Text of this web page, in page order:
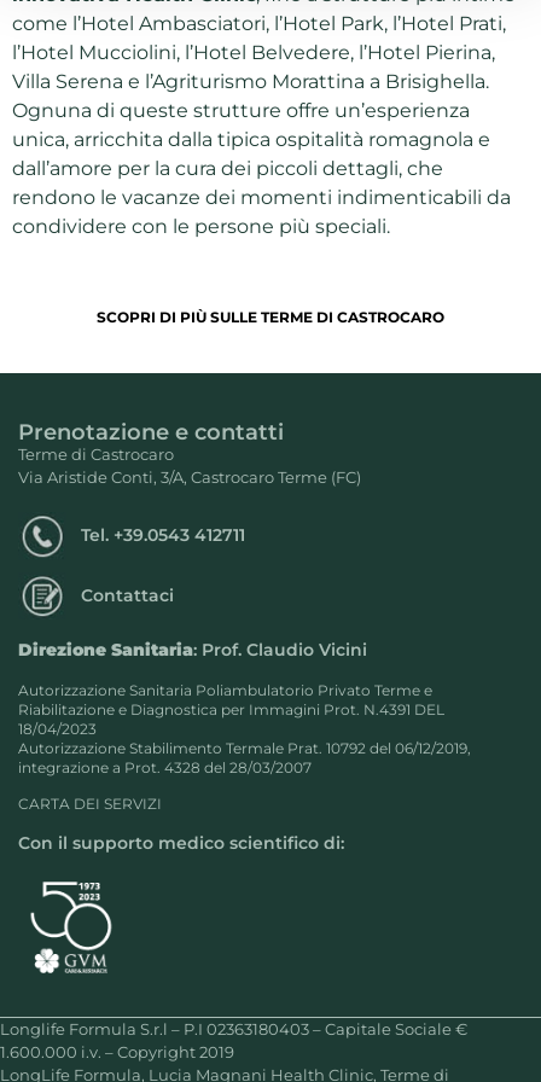
come l’Hotel Ambasciatori, l’Hotel Park, l’Hotel Prati,
l’Hotel Mucciolini, l’Hotel Belvedere, l’Hotel Pierina,
Villa Serena e l’Agriturismo Morattina a Brisighella.
Ognuna di queste strutture offre un’esperienza
unica, arricchita dalla tipica ospitalità romagnola e
dall’amore per la cura dei piccoli dettagli, che
rendono le vacanze dei momenti indimenticabili da
condividere con le persone più speciali.
SCOPRI DI PIÙ SULLE TERME DI CASTROCARO
Prenotazione e contatti
Terme di Castrocaro
Via Aristide Conti, 3/A, Castrocaro Terme (FC)
Tel. +39.0543 412711
Contattaci
Direzione Sanitaria: Prof. Claudio Vicini
Autorizzazione Sanitaria Poliambulatorio Privato Terme e
Riabilitazione e Diagnostica per Immagini Prot. N.4391 DEL
18/04/2023
Autorizzazione Stabilimento Termale Prat. 10792 del 06/12/2019,
integrazione a Prot. 4328 del 28/03/2007
CARTA DEI SERVIZI
Con il supporto medico scientifico di:
Longlife Formula S.r.l – P.I 02363180403 – Capitale Sociale €
1.600.000 i.v. – Copyright 2019
LongLife Formula, Lucia Magnani Health Clinic, Terme di